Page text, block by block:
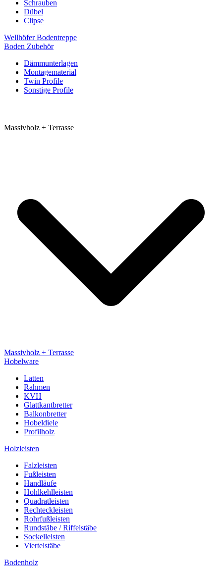
Schrauben
Dübel
Clipse
Wellhöfer Bodentreppe
Boden Zubehör
Dämmunterlagen
Montagematerial
Twin Profile
Sonstige Profile
Massivholz + Terrasse
Massivholz + Terrasse
Hobelware
Latten
Rahmen
KVH
Glattkantbretter
Balkonbretter
Hobeldiele
Profilholz
Holzleisten
Falzleisten
Fußleisten
Handläufe
Hohlkehlleisten
Quadratleisten
Rechteckleisten
Rohrfußleisten
Rundstäbe / Riffelstäbe
Sockelleisten
Viertelstäbe
Bodenholz